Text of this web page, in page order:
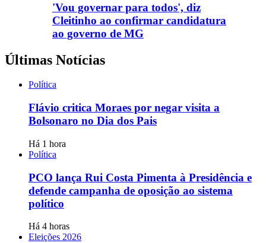
'Vou governar para todos', diz
Cleitinho ao confirmar candidatura
ao governo de MG
Últimas Notícias
Política
Flávio critica Moraes por negar visita a
Bolsonaro no Dia dos Pais
Há 1 hora
Política
PCO lança Rui Costa Pimenta à Presidência e
defende campanha de oposição ao sistema
político
Há 4 horas
Eleições 2026